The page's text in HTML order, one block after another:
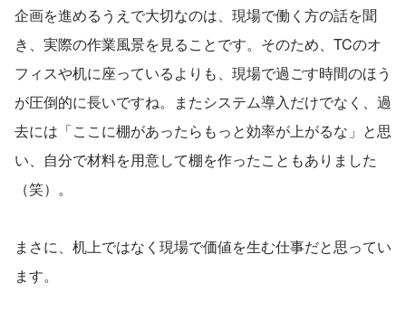
企画を進めるうえで大切なのは、現場で働く方の話を聞
き、実際の作業風景を見ることです。そのため、TCのオ
フィスや机に座っているよりも、現場で過ごす時間のほう
が圧倒的に長いですね。またシステム導入だけでなく、過
去には「ここに棚があったらもっと効率が上がるな」と思
い、自分で材料を用意して棚を作ったこともありました
（笑）。
まさに、机上ではなく現場で価値を生む仕事だと思ってい
ます。